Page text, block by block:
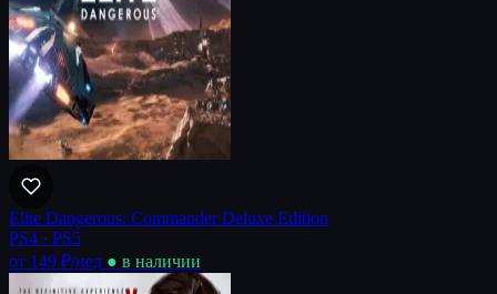
Elite Dangerous: Commander Deluxe Edition
PS4 · PS5
от 149 ₽/нед ● в наличии